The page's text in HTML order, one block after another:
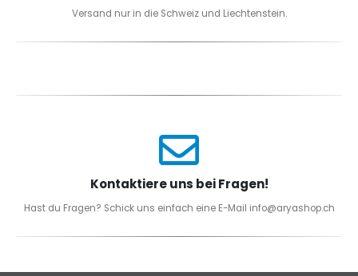
Versand nur in die Schweiz und Liechtenstein.
Kontaktiere uns bei Fragen!
Hast du Fragen? Schick uns einfach eine E-Mail info@aryashop.ch